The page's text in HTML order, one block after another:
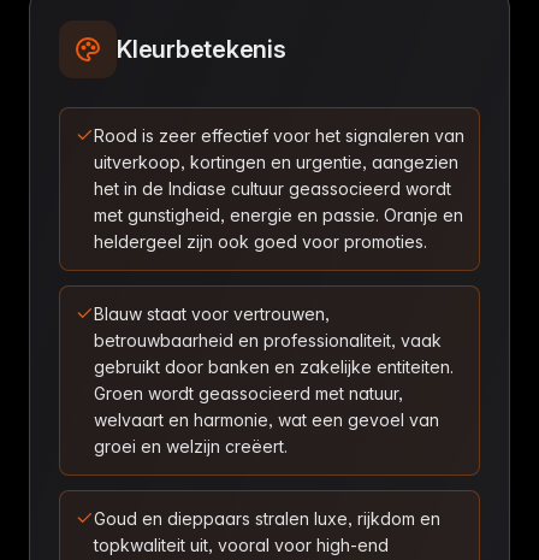
Kleurbetekenis
Rood is zeer effectief voor het signaleren van
uitverkoop, kortingen en urgentie, aangezien
het in de Indiase cultuur geassocieerd wordt
met gunstigheid, energie en passie. Oranje en
heldergeel zijn ook goed voor promoties.
Blauw staat voor vertrouwen,
betrouwbaarheid en professionaliteit, vaak
gebruikt door banken en zakelijke entiteiten.
Groen wordt geassocieerd met natuur,
welvaart en harmonie, wat een gevoel van
groei en welzijn creëert.
Goud en dieppaars stralen luxe, rijkdom en
topkwaliteit uit, vooral voor high-end